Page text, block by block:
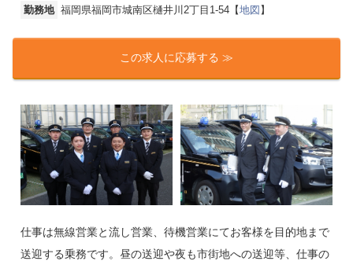
勤務地 福岡県福岡市城南区樋井川2丁目1-54【地図】
この求人に応募する ≫
仕事は無線営業と流し営業、待機営業にてお客様を目的地まで
送迎する乗務です。昼の送迎や夜も市街地への送迎等、仕事の